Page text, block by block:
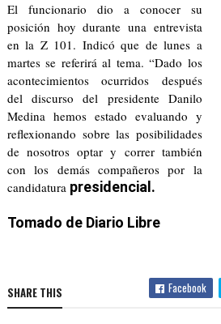
El funcionario dio a conocer su
posición hoy durante una entrevista
en la Z 101. Indicó que de lunes a
martes se referirá al tema. “Dado los
acontecimientos ocurridos después
del discurso del presidente Danilo
Medina hemos estado evaluando y
reflexionando sobre las posibilidades
de nosotros optar y correr también
con los demás compañeros por la
candidatura presidencial.
Tomado de Diario Libre
SHARE THIS Facebook